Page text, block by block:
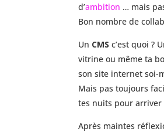
d’ambition … mais
Bon nombre de
Un CMS c’est quoi ?
vitrine ou même ta
son site internet soi-
Mais pas toujours
tes nuits pour
Après maintes